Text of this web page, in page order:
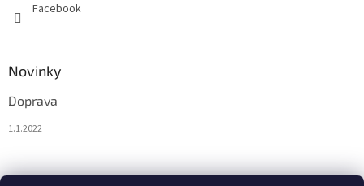
Facebook
Novinky
Doprava
1.1.2022